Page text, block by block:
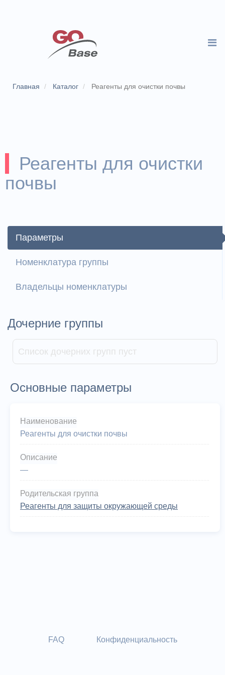
Главная Каталог Реагенты для очистки почвы
Реагенты для очистки
почвы
Параметры
Номенклатура группы
Владельцы номенклатуры
Дочерние группы
Список дочерних групп пуст
Основные параметры
Наименование
Реагенты для очистки почвы
Описание
—
Родительская группа
Реагенты для защиты окружающей среды
FAQ Конфиденциальность